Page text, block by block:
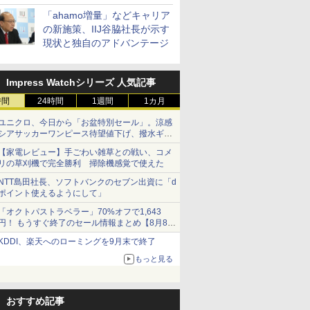
「ahamo増量」などキャリア
の新施策、IIJ谷脇社長が示す
現状と独自のアドバンテージ
Impress Watchシリーズ 人気記事
24時間 1週間 1カ月
ニクロ、今日から「お盆特別セール」。涼感
アサッカーワンピース待望値下げ、撥水ギア
ョーツは1990円に
家電レビュー】手ごわい雑草との戦い、コメ
の草刈機で完全勝利 掃除機感覚で使えた
島田社長、ソフトバンクのセブン出資に「d
イント使えるようにして」
オクトパストラベラー」70%オフで1,643
！ もうすぐ終了のセール情報まとめ【8月8日
新】
ンテンドーeショップでは「大神 絶景版」が
、楽天へのローミングを9月末で終了
もっと見る
おすすめ記事